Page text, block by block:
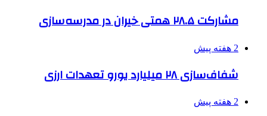
مشارکت ۲۸.۵ همتی خیران در مدرسه‌سازی
2 هفته پیش
شفاف‌سازی ۲۸ میلیارد یورو تعهدات ارزی
2 هفته پیش